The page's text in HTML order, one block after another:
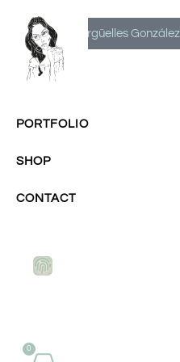
PORTFOLIO
SHOP
CONTACT
0
Milagros Argüelles